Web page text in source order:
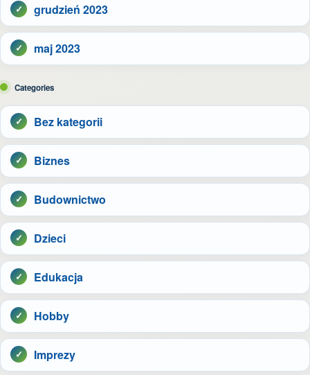
grudzień 2023
maj 2023
Categories
Bez kategorii
Biznes
Budownictwo
Dzieci
Edukacja
Hobby
Imprezy